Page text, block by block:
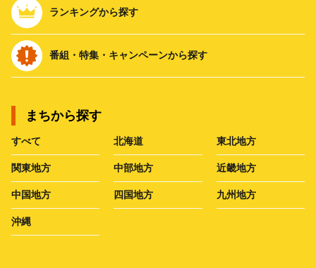
ランキングから探す
番組・特集・キャンペーンから探す
まちから探す
すべて 北海道 東北地方
関東地方 中部地方 近畿地方
中国地方 四国地方 九州地方
沖縄